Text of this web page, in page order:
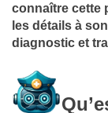
connaître cette
les détails à
diagnostic et